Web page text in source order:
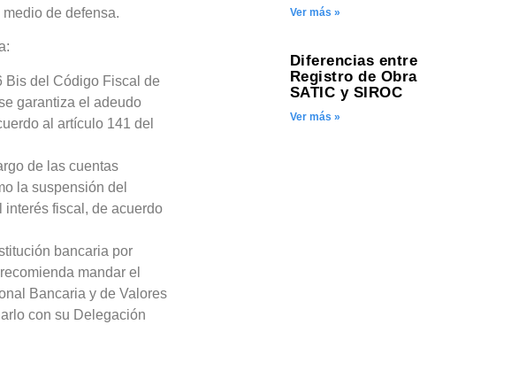
de defensa.
Bis del Código Fiscal de
garantiza el adeudo
al artículo 141 del
de las cuentas
la suspensión del
interés fiscal, de acuerdo
bancaria por
mandar el
Bancaria y de Valores
con su Delegación
Ver más »
Diferencias entre
Registro de Obra
SATIC y SIROC
Ver más »